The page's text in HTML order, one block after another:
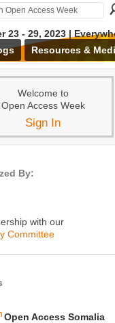
23 - 29, 2023 |
Resources &
Welcome to
Open Access Week
Sign In
By:
with our
Committee
Open Access Somalia